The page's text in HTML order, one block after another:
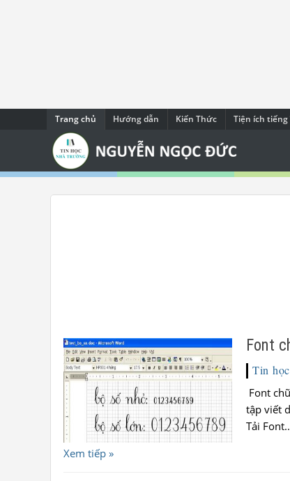
Trang chủ Hướng dẫn Kiến Thức Tiện ích
Font
Tin
Font
tập viết
Tải
Xem tiếp »